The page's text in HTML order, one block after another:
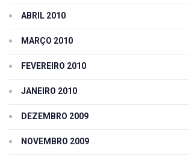
ABRIL 2010
MARÇO 2010
FEVEREIRO 2010
JANEIRO 2010
DEZEMBRO 2009
NOVEMBRO 2009